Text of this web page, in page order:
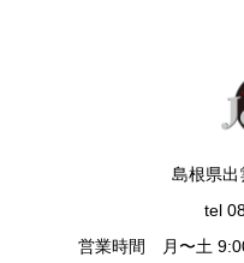
島根県出
tel
営業時間 月〜土